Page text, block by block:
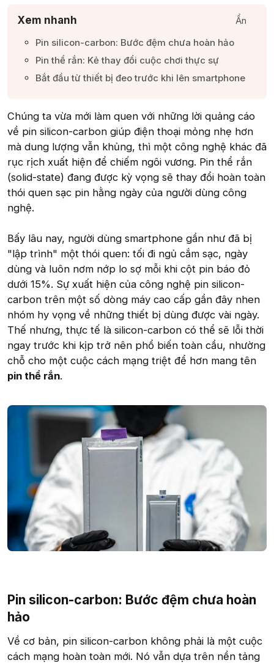
Xem nhanh
Ẩn
Pin silicon-carbon: Bước đệm chưa hoàn hảo​
Pin thể rắn: Kẻ thay đổi cuộc chơi thực sự​
Bắt đầu từ thiết bị đeo trước khi lên smartphone​
Chúng ta vừa mới làm quen với những lời quảng cáo
về pin silicon-carbon giúp điện thoại mỏng nhẹ hơn
mà dung lượng vẫn khủng, thì một công nghệ khác đã
rục rịch xuất hiện để chiếm ngôi vương. Pin thể rắn
(solid-state) đang được kỳ vọng sẽ thay đổi hoàn toàn
thói quen sạc pin hằng ngày của người dùng công
nghệ.
Bấy lâu nay, người dùng smartphone gần như đã bị
"lập trình" một thói quen: tối đi ngủ cắm sạc, ngày
dùng và luôn nơm nớp lo sợ mỗi khi cột pin báo đỏ
dưới 15%. Sự xuất hiện của công nghệ pin silicon-
carbon trên một số dòng máy cao cấp gần đây nhen
nhóm hy vọng về những thiết bị dùng được vài ngày.
Thế nhưng, thực tế là silicon-carbon có thể sẽ lỗi thời
ngay trước khi kịp trở nên phổ biến toàn cầu, nhường
chỗ cho một cuộc cách mạng triệt để hơn mang tên
pin thể rắn.
Pin silicon-carbon: Bước đệm chưa hoàn
hảo​
Về cơ bản, pin silicon-carbon không phải là một cuộc
cách mạng hoàn toàn mới. Nó vẫn dựa trên nền tảng